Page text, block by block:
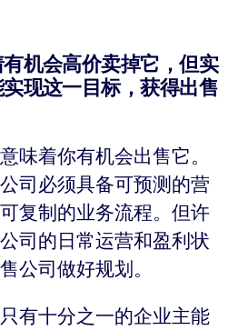
机会高价卖掉它，但实
现这一目标，获得出售
味着你有机会出售它。
司必须具备可预测的营
复制的业务流程。但许
司的日常运营和盈利状
公司做好规划。
有十分之一的企业主能